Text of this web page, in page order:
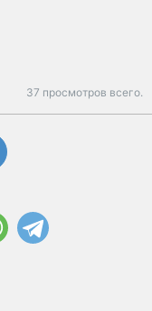
37 просмотров всего.